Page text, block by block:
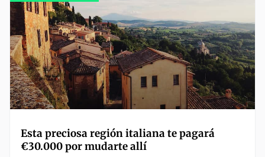
Esta preciosa región italiana te pagará
€30.000 por mudarte allí